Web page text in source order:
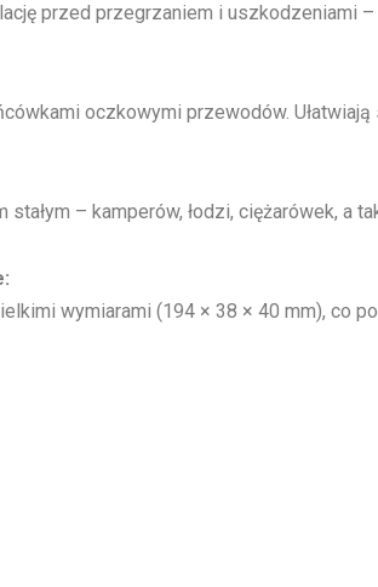
przed przegrzaniem i uszkodzeniami
oczkowymi przewodów.
– kamperów, łodzi, ciężarówek, a
wymiarami (194 × 38 × 40 mm), co